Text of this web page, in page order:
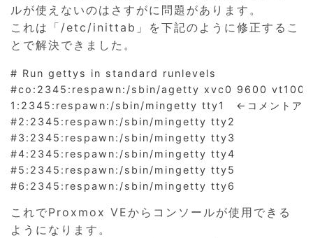
ルが使えないのはさすがに問題があります。
これは「/etc/inittab」を下記のように修正するこ
とで解決できました。
# Run gettys in standard runlevels
#co:2345:respawn:/sbin/agetty xvc0 9600 vt100-
1:2345:respawn:/sbin/mingetty tty1　←コメントアウ
#2:2345:respawn:/sbin/mingetty tty2
#3:2345:respawn:/sbin/mingetty tty3
#4:2345:respawn:/sbin/mingetty tty4
#5:2345:respawn:/sbin/mingetty tty5
#6:2345:respawn:/sbin/mingetty tty6
これでProxmox VEからコンソールが使用できる
ようになります。